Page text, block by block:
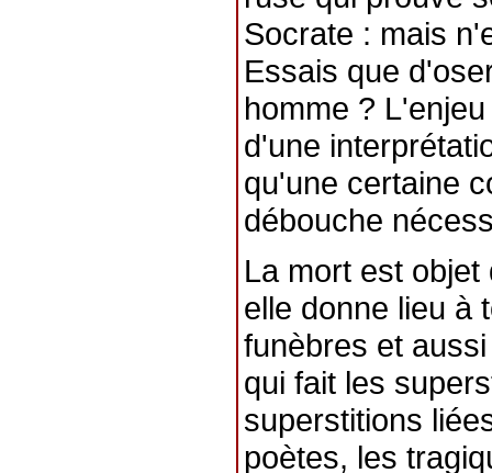
Socrate : mais
Essais que
homme ?
d'une
qu'une certaine
débouche
La mort est
elle donne lieu à
funèbres et
qui fait les
superstitions
poètes, les